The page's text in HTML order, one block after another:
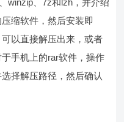
winzip、7z和lzh，并介绍
缩软件，然后安装即
以直接解压出来，或者
手机上的rar软件，操作
择解压路径，然后确认